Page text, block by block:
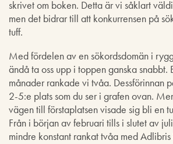
skrivet om boken. Detta är vi såklart
men det bidrar till att konkurrensen på
tuff.
Med fördelen av en sökordsdomän i
ändå ta oss upp i toppen ganska snabbt.
månader rankade vi tvåa. Dessförinnan
2-5:e plats som du ser i grafen ovan.
vägen till förstaplatsen visade sig bli en
Från i början av februari tills i slutet av
mindre konstant rankat tvåa med Adlibris